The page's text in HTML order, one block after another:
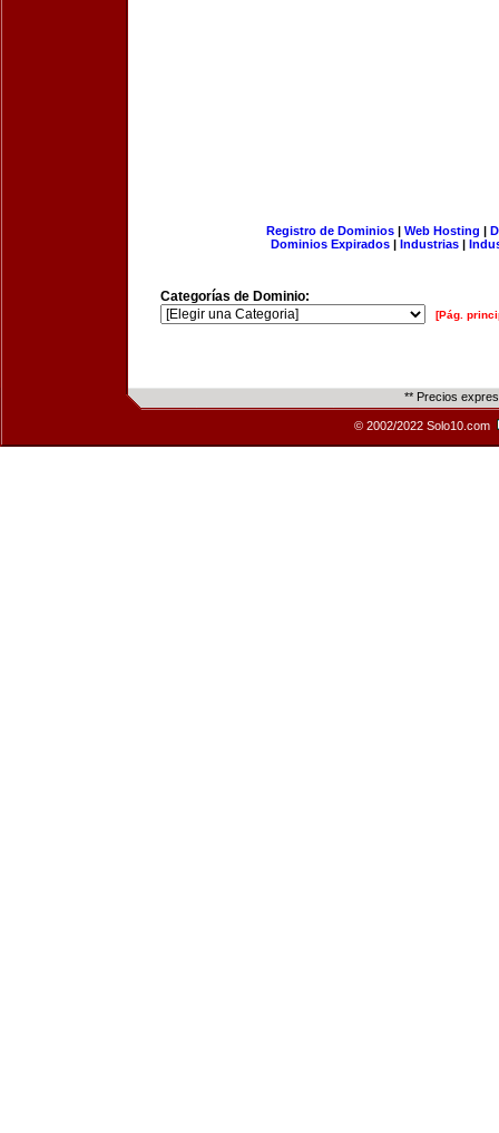
Registro de Dominios| Web Hosting |
Dominios Expirados | Industrias |
Categorías de Dominio:
[Pág.
** Precios
© 2002/2022 Solo10.com